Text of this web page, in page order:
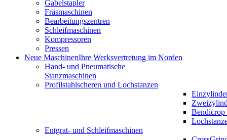
Gabelstapler
Fräsmaschinen
Bearbeitungszentren
Schleifmaschinen
Kompressoren
Pressen
Neue MaschinenIhre Werksvertretung im Norden
Hand- und Pneumatische
Stanzmaschinen
Profilstahlscheren und Lochstanzen
Bendicrop
Entgrat- und Schleifmaschinen